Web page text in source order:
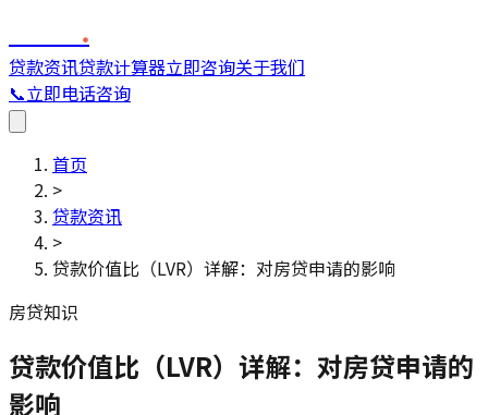
.
贷款资讯贷款计算器立即咨询关于我们
📞立即电话咨询
首页
>
贷款资讯
>
贷款价值比（LVR）详解：对房贷申请的影响
房贷知识
贷款价值比（LVR）详解：对房贷申请的
影响